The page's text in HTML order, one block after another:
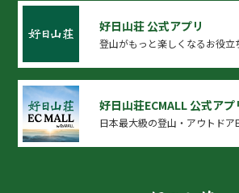
好日山荘 公式アプリ
登山がもっと楽しくなるお役立
好日山荘ECMALL 公式アプ
日本最大級の登山・アウトドア